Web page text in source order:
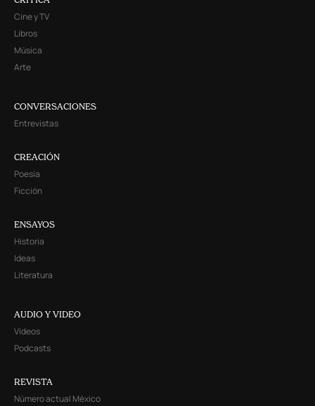
Cine y TV
Libros
Música
Arte
CONVERSACIONES
Entrevistas
CREACIÓN
Poesía
Ficción
ENSAYOS
Historia
Ideas
Literatura
AUDIO Y VIDEO
Videos
Podcasts
REVISTA
Número actual México